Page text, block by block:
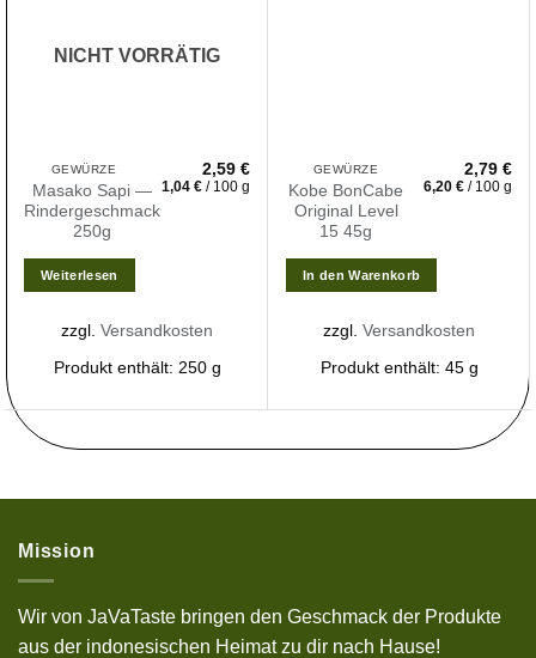
NICHT VORRÄTIG
GEWÜRZE
Masako Sapi —
Rindergeschmack
250g
2,59 €
1,04 € / 100 g
Weiterlesen
zzgl. Versandkosten
Produkt enthält: 250 g
GEWÜRZE
Kobe BonCabe
Original Level
15 45g
2,79 €
6,20 € / 100 g
In den Warenkorb
zzgl. Versandkosten
Produkt enthält: 45 g
Mission
Wir von JaVaTaste bringen den Geschmack der Produkte
aus der indonesischen Heimat zu dir nach Hause!